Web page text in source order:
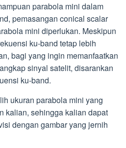
parabola mini dalam
pemasangan conical scalar
mini diperlukan. Meskipun
ku-band tetap lebih
bagi yang ingin memanfaatkan
sinyal satelit, disarankan
ku-band.
ukuran parabola mini yang
kalian, sehingga kalian dapat
dengan gambar yang jernih